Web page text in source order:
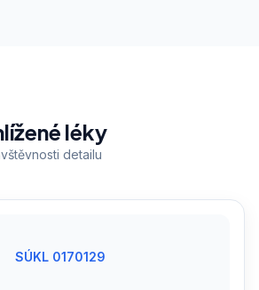
léky
detailu
SÚKL 0170129